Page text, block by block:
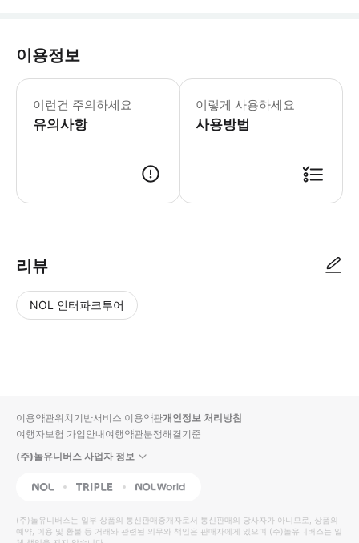
이용정보
이런건 주의하세요
유의사항
📌 [주의 및 안내사항] • 티오프 시간
이렇게 사용하세요
사용방법
리뷰
NOL 인터파크투어
입니
다.
높
은
동
영
순
상
이용약관위치기반서비스 이용약관개인정보 처리방침
여행자보험 가입안내여행약관분쟁해결기준
(주)놀유니버스 사업자 정보
NOL Triple Interpark Global
(주)놀유니버스는 일부 상품의 통신판매중개자로서 통신판매의 당사자가 아니므로, 상품의
예약, 이용 및 환불 등 거래와 관련된 의무와 책임은 판매자에게 있으며 (주)놀유니버스는 일